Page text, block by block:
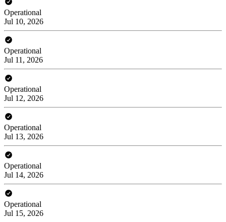
Operational
Jul 10, 2026
Operational
Jul 11, 2026
Operational
Jul 12, 2026
Operational
Jul 13, 2026
Operational
Jul 14, 2026
Operational
Jul 15, 2026